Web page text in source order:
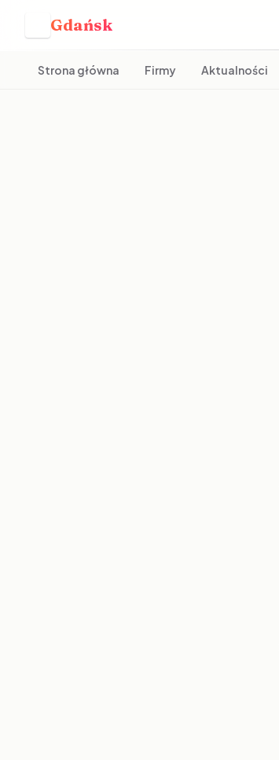
Gdańsk
Strona główna Firmy Aktualności